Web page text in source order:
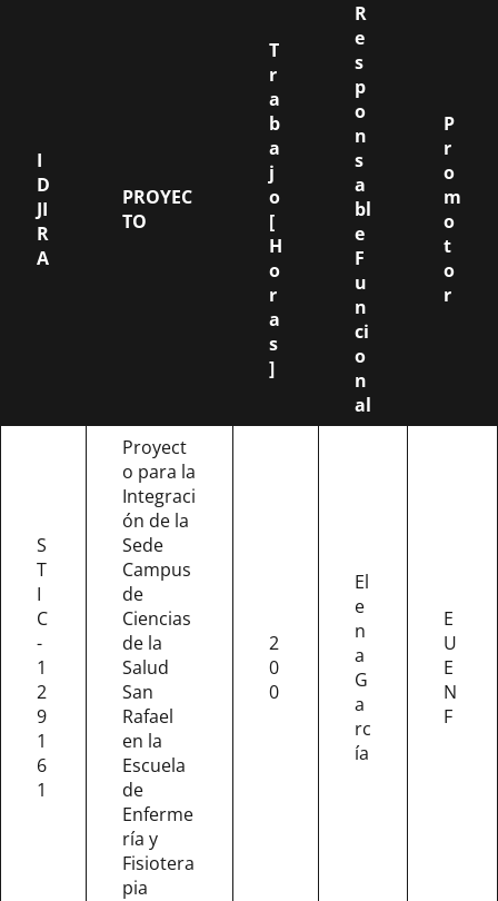
I
D
JI
R
A
PROYEC
TO
T
r
a
b
a
j
o
[
H
o
r
a
s
]
R
e
s
p
o
n
s
a
bl
e
F
u
n
ci
o
n
al
P
r
o
m
o
t
o
r
S
T
I
C
-
1
2
9
1
6
1
Proyect
o para la
Integraci
ón de la
Sede
Campus
de
Ciencias
de la
Salud
San
Rafael
en la
Escuela
de
Enferme
ría y
Fisiotera
pia
2
0
0
El
e
n
a
G
a
rc
ía
E
U
E
N
F